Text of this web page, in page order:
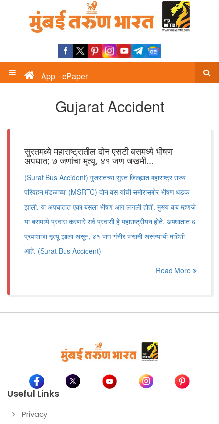
App ePaper
Gujarat Accident
सुरतमध्ये महाराष्ट्रातील दोन एसटी बसमध्ये भीषण
अपघात; ७ जणांचा मृत्यू, ४१ जण जखमी...
(Surat Bus Accident) गुजरातच्या सुरत जिल्ह्यात महाराष्ट्र राज्य
परिवहन मंडळाच्या (MSRTC) दोन बस यांची समोरासमोर भीषण धडक
झाली. या अपघातात एका बसला भीषण आग लागली होती. मुख्य बाब म्हणजे
या बसमध्ये प्रवास करणारे सर्व प्रवासी हे महाराष्ट्रीयन होते. अपघातात ७
प्रवाशांचा मृत्यू झाला असून, ४१ जण गंभीर जखमी असल्याची माहिती
आहे. (Surat Bus Accident)
Read More
Useful Links
Privacy